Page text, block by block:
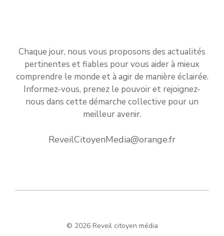
Chaque jour, nous vous proposons des actualités
pertinentes et fiables pour vous aider à mieux
comprendre le monde et à agir de manière éclairée.
Informez-vous, prenez le pouvoir et rejoignez-
nous dans cette démarche collective pour un
meilleur avenir.
ReveilCitoyenMedia@orange.fr
© 2026 Reveil citoyen média